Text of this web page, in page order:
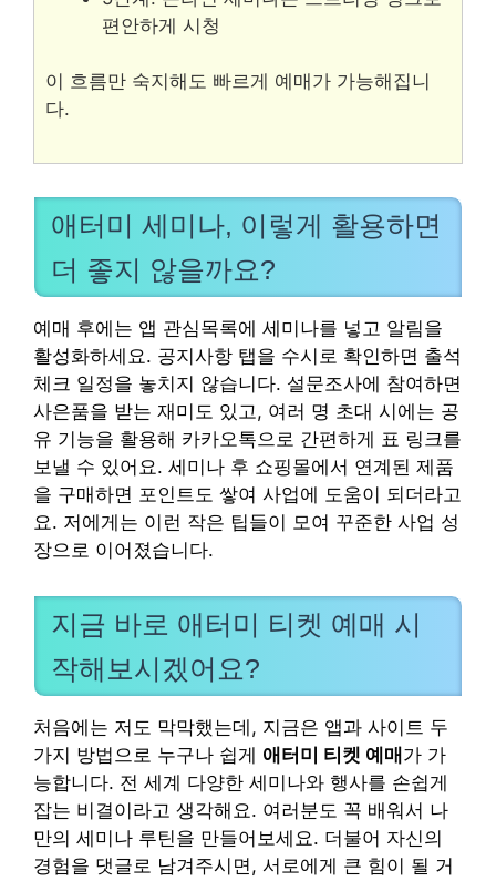
편안하게 시청
이 흐름만 숙지해도 빠르게 예매가 가능해집니
다.
애터미 세미나, 이렇게 활용하면
더 좋지 않을까요?
예매 후에는 앱 관심목록에 세미나를 넣고 알림을
활성화하세요. 공지사항 탭을 수시로 확인하면 출석
체크 일정을 놓치지 않습니다. 설문조사에 참여하면
사은품을 받는 재미도 있고, 여러 명 초대 시에는 공
유 기능을 활용해 카카오톡으로 간편하게 표 링크를
보낼 수 있어요. 세미나 후 쇼핑몰에서 연계된 제품
을 구매하면 포인트도 쌓여 사업에 도움이 되더라고
요. 저에게는 이런 작은 팁들이 모여 꾸준한 사업 성
장으로 이어졌습니다.
지금 바로 애터미 티켓 예매 시
작해보시겠어요?
처음에는 저도 막막했는데, 지금은 앱과 사이트 두
가지 방법으로 누구나 쉽게 애터미 티켓 예매 가 가
능합니다. 전 세계 다양한 세미나와 행사를 손쉽게
잡는 비결이라고 생각해요. 여러분도 꼭 배워서 나
만의 세미나 루틴을 만들어보세요. 더불어 자신의
경험을 댓글로 남겨주시면, 서로에게 큰 힘이 될 거